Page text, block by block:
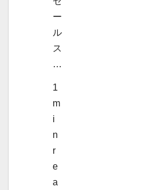
ー
ル
ス
…
1
m
i
n
r
e
a